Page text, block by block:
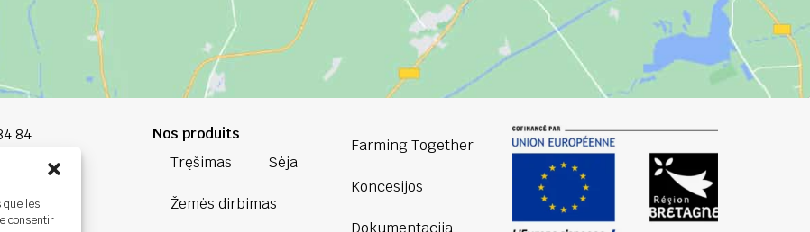
que les
consentir
84
Nos produits
Tręšimas
Sėja
Žemės dirbimas
Farming Together
Koncesijos
Dokumentacija